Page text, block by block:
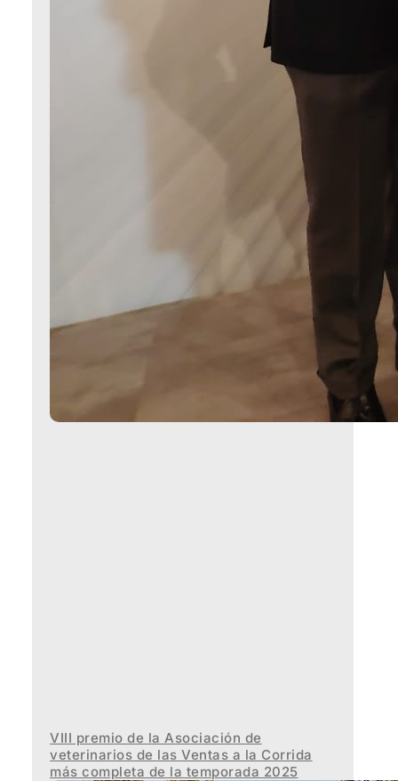
VIII premio de la Asociación de
veterinarios de las Ventas a la Corrida
más completa de la temporada 2025